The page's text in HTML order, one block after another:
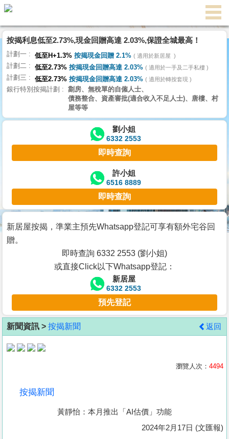
代
理
主
頁
搵
樓/
交
業
主
宅
谷
按
客
地
產
按揭利息低至2.73%,現金回贈高達 2.03%,保證全城最高！
計劃一 低至H+1.3% 按揭現金回贈 2.1% 適用於新居屋
計劃二 低至2.73% 按揭現金回贈高達 2.03% 適用於一手及二手私樓
計劃三 低至2.73% 按揭現金回贈高達 2.03% 適用於轉按套現
銀行特別按揭計劃
劏房、無稅單的自僱人士、
債務整合、資產審批(適合收入不足人士)、唐樓、村
屋等等
劉小姐
6332 2553
即時查詢
許小姐
6516 8889
即時查詢
新居屋按揭，準業主預先Whatsapp登記可享有額外宅谷回
贈。
即時查詢 6332 2553 (劉小姐)
或直接Click以下Whatsapp登記：
新居屋
6332 2553
預先登記
新聞資訊 > 按揭新聞 返回
瀏覽人次： 4494
按揭新聞
黃靜怡：本月推出「AI估價」功能
2024年2月17日 (文匯報)